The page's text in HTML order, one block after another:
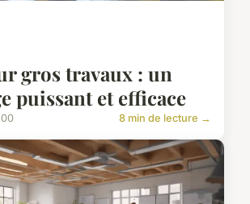
gros travaux : un
puissant et efficace
8 min de lecture →